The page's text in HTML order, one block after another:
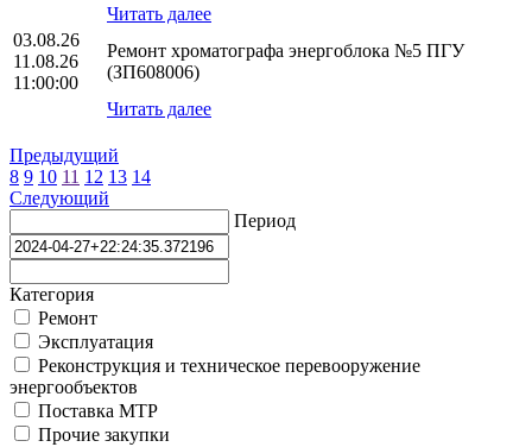
Читать далее
03.08.26
11.08.26
11:00:00
Ремонт хроматографа энергоблока №5 ПГУ
(ЗП608006)
Читать далее
Предыдущий
8 9 10 11 12 13 14
Следующий
Период
Категория
Ремонт
Эксплуатация
Реконструкция и техническое перевооружение
энергообъектов
Поставка МТР
Прочие закупки